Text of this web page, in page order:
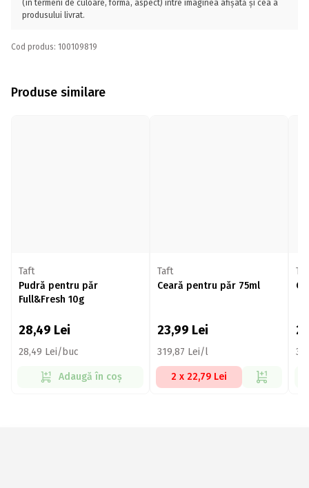
(în termeni de culoare, formă, aspect) între imaginea afișată și cea a
produsului livrat.
Cod produs: 100109819
Produse similare
Taft
Pudră pentru păr
Full&Fresh 10g
28,49 Lei
28,49 Lei/buc
Adaugă în coș
Taft
Ceară pentru păr 75ml
23,99 Lei
319,87 Lei/l
2 x 22,79 Lei